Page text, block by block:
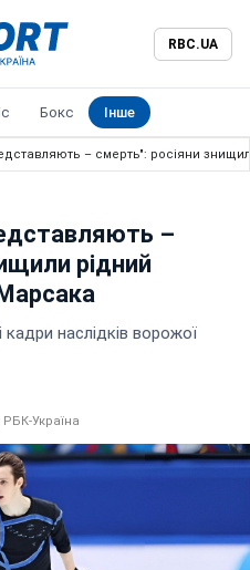
RBC.UA
Бокс Інше
– смерть": росіяни
–
рідний
наслідків ворожої
Україна